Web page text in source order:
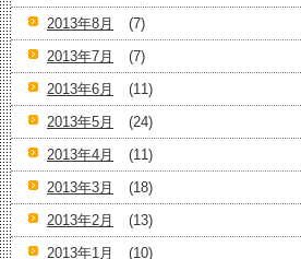
2013年8月
(7)
2013年7月
(7)
2013年6月
(11)
2013年5月
(24)
2013年4月
(11)
2013年3月
(18)
2013年2月
(13)
2013年1月
(10)